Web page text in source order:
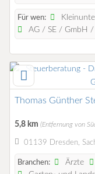
Für wen:
AG / SE / GmbH
Thomas Günther
5,8 km (Entfernung von
01139 Dresden,
Branchen: Ärzte